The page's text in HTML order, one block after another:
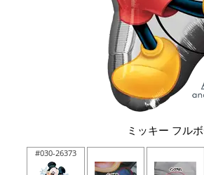
ミッキー フル
#030-26373